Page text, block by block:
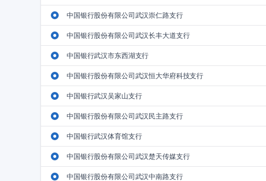
中国银行股份有限公司武汉崇仁路支行
中国银行股份有限公司武汉长丰大道支行
中国银行武汉市东西湖支行
中国银行股份有限公司武汉恒大华府科技支行
中国银行武汉吴家山支行
中国银行股份有限公司武汉民主路支行
中国银行武汉体育馆支行
中国银行股份有限公司武汉楚天传媒支行
中国银行股份有限公司武汉中南路支行